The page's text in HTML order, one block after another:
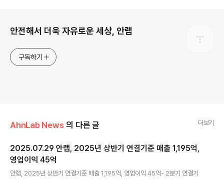
안전해서 더욱 자유로운 세상, 안랩
구독하기
AhnLab News 의 다른 글 더보기
2025.07.29 안랩, 2025년 상반기 연결기준 매출 1,195억,
영업이익 45억
안랩, 2025년 상반기 연결기준 매출 1,195억, 영업이익 45억- 2분기 연결기